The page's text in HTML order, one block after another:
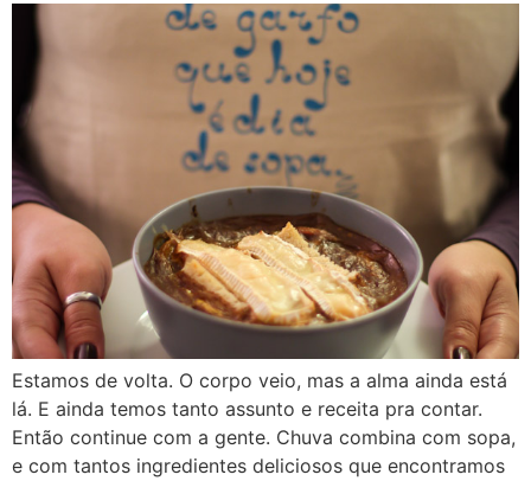
Estamos de volta. O corpo veio, mas a alma ainda está
lá. E ainda temos tanto assunto e receita pra contar.
Então continue com a gente. Chuva combina com sopa,
e com tantos ingredientes deliciosos que encontramos